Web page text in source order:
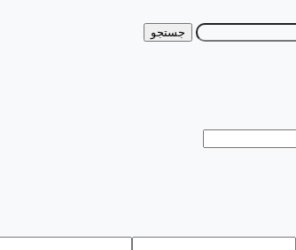
جستجو